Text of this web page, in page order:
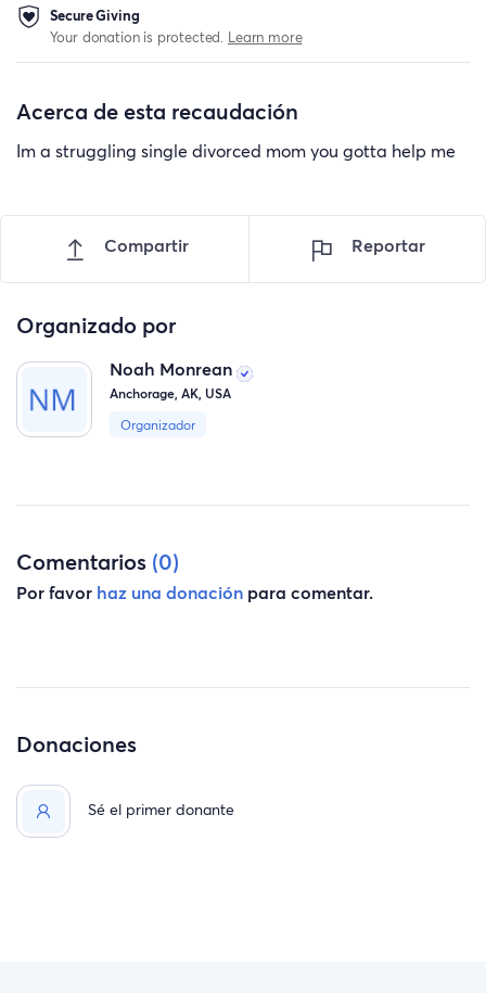
Secure Giving
Your donation is protected. Learn more
Acerca de esta recaudación
Im a struggling single divorced mom you gotta help me
Compartir Reportar
Organizado por
Noah Monrean
Anchorage, AK, USA
Organizador
Comentarios (0)
Por favor haz una donación para comentar.
Donaciones
Sé el primer donante